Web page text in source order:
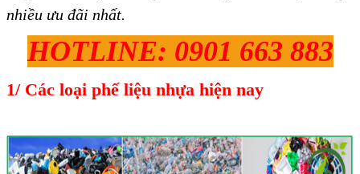
nhiều ưu đãi nhất.
HOTLINE: 0901 663 883
1/ Các loại phế liệu nhựa hiện nay